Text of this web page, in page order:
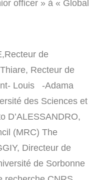
officer » à « Global
de
Recteur de
Louis -Adama
des Sciences et
D’ALESSANDRO,
(MRC) The
Directeur de
de Sorbonne